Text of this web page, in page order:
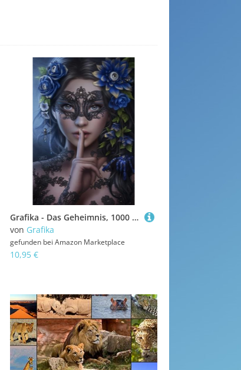
Grafika - Das Geheimnis, 1000 Teile Puzzle - Natur & Wald - Göttin, die EIN Geheimnis teilt - Puzzle für Erwachsene
von Grafika
gefunden bei Amazon Marketplace
10,95 €